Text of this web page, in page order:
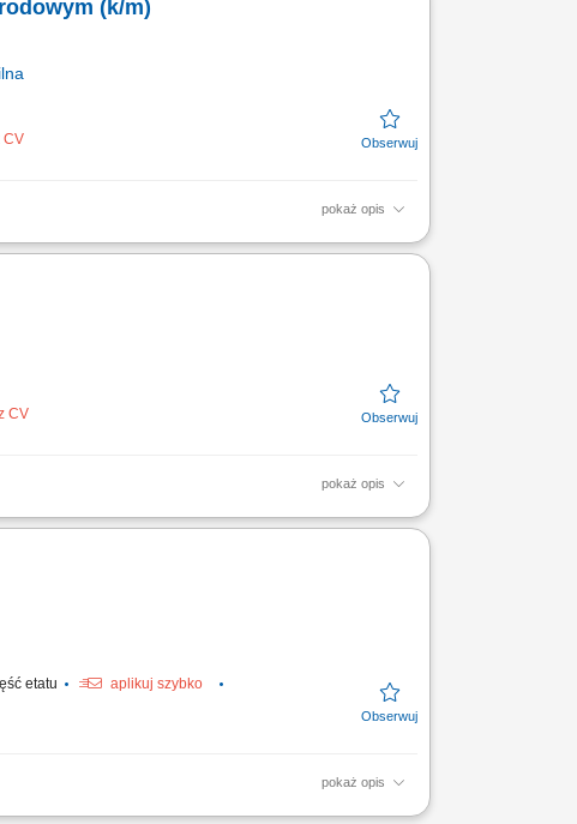
(k/m)
CV
pokaż opis
Brytanią; Sprawowanie nadzoru nad
CV
pokaż opis
najemców. Przygotowanie wizualizacji i
etatu
aplikuj szybko
pokaż opis
Przygotowywanie chorych do procedur